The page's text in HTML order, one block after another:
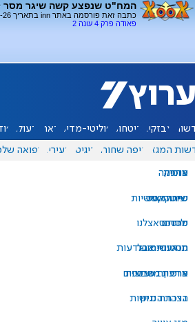
המח"ט שנפצע קשה שיגר מסר
כתבה זאת פורסמה באתר inn בתאריך 29-5-26 בשעה 10:30,
פאודה פרק 4 עונה 2